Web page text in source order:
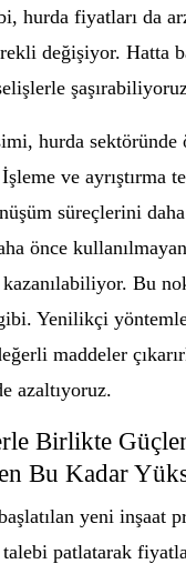
hurda fiyatları da
değişiyor. Hatta
hurda sektöründe
ve ayrıştırma
süreçlerini
önce
Bu
Yenilikçi
maddeler
azaltıyoruz.
Birlikte
Bu Kadar
yeni inşaat
patlatarak